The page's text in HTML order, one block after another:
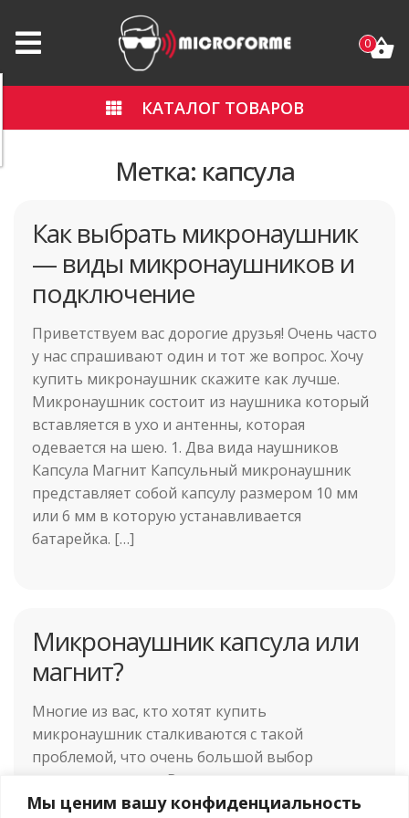
Мы ценим вашу конфиденциальность
0
КАТАЛОГ ТОВАРОВ
Метка: капсула
Как выбрать микронаушник
— виды микронаушников и
подключение
Приветствуем вас дорогие друзья! Очень часто
у нас спрашивают один и тот же вопрос. Хочу
купить микронаушник скажите как лучше.
Микронаушник состоит из наушника который
вставляется в ухо и антенны, которая
одевается на шею. 1. Два вида наушников
Капсула Магнит Капсульный микронаушник
представляет собой капсулу размером 10 мм
или 6 мм в которую устанавливается
батарейка. […]
Микронаушник капсула или
магнит?
Многие из вас, кто хотят купить
микронаушник сталкиваются с такой
проблемой, что очень большой выбор
микронаушников. В хороших интернет-
магахинах выбор бывает из 8-12 комплектов.